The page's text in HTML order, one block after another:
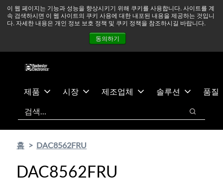
이 웹 페이지는 기능과 성능을 향상시키기 위해 쿠키를 사용합니다. 사이트를 계
속 검색하시면 이 웹 사이트의 쿠키 사용에 대한 내포된 내용을 제공하는 것입니
다. 자세한 내용은 개인 정보 보호 정책 및 쿠키 정책을 참조하시길 바랍니다.
동의하기
츠
건
중동 지역 상황을 지속적으로 주시하고 있으며, 모든 서비스는
정상적으로 운영되고 있습니다. 더 읽어보기 →
뉴스
문의하기
제품 시장 제조업체 솔루션
품질
검색
검색
홈 DAC8562FRU
DAC8562FRU